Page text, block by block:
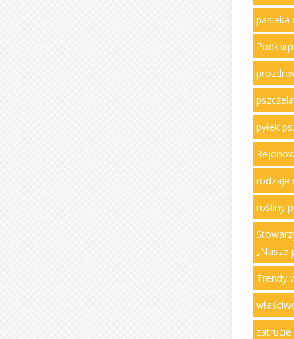
pasieka
pyłek
rodzaje
rośliny
„Nasze
Trendy
zatrucie